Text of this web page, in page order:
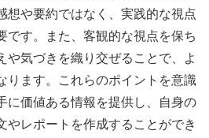
想や要約ではなく、実践的な視点
です。また、客観的な視点を保ち
や気づきを織り交ぜることで、よ
ります。これらのポイントを意識
に価値ある情報を提供し、自身の
やレポートを作成することができ